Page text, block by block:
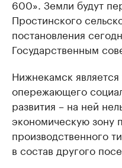
600». Земли будут
Простинского
постановления
Государственным
Нижнекамск
опережающего
развития – на ней
экономическую зону
производственного
в состав другого